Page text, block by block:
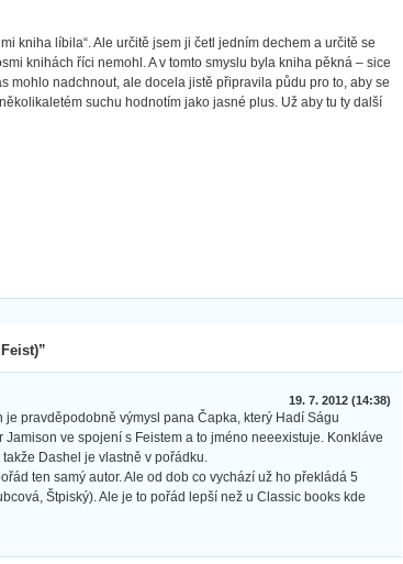
kniha líbila“. Ale určitě jsem ji četl jedním dechem a určitě se
knihách říci nemohl. A v tomto smyslu byla kniha pěkná – sice
mohlo nadchnout, ale docela jistě připravila půdu pro to, aby se
suchu hodnotím jako jasné plus. Už aby tu ty další
19. 7. 2012 (14:38)
pravděpodobně výmysl pana Čapka, který Hadí Ságu
ve spojení s Feistem a to jméno neeexistuje. Konkláve
Dashel je vlastně v pořádku.
ten samý autor. Ale od dob co vychází už ho překládá 5
Štpiský). Ale je to pořád lepší než u Classic books kde